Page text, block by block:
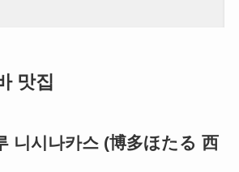
맛집
니시나카스 (博多ほたる 西